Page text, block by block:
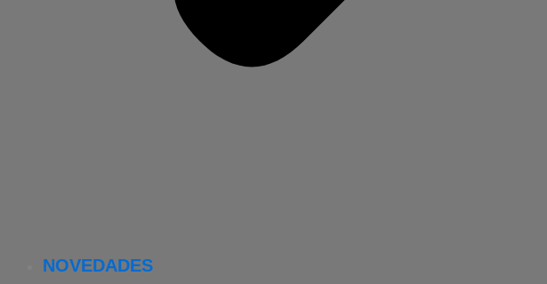
NOVEDADES